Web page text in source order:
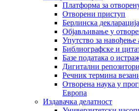
Платформа за
Отворени приступ
Берлинска декларација
Објављивање у
Упутство за навођење
Библиографске и
Базе података о
Дигитални
Рeчник термина
Отворена наука у
Европа
Издавачка делатност